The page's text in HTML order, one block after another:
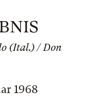
(Ital.) / Don
1968